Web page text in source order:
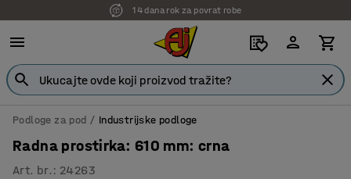
7 godina garancije
Podloge za pod Industrijske podloge
Radna prostirka: 610 mm: crna
Art. br. : 24263